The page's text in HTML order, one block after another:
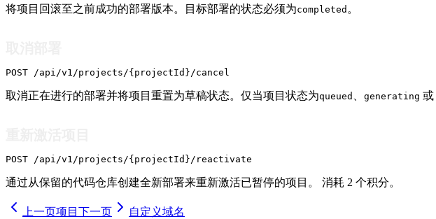
将项目回滚至之前成功的部署版本。目标部署的状态必须为completed 。
POST /api/v1/projects/{projectId}/cancel
取消正在进行的部署并将项目重置为草稿状态。仅当项目状态为queued generating 或
POST /api/v1/projects/{projectId}/reactivate
通过从保留的代码仓库创建全新部署来重新激活已暂停的项目。 消耗 2 个积分。
上一页项目 下一页
自定义域名